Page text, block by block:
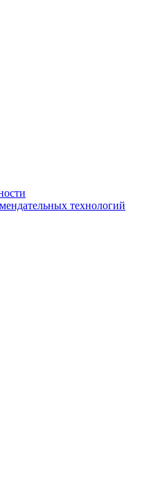
технологий